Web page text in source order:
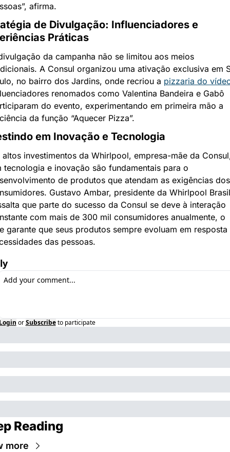
afirma.
de Divulgação: Influenciadores e
Práticas
da campanha não se limitou aos meios
A Consul organizou uma ativação exclusiva em
no bairro dos Jardins, onde recriou a pizzaria do
renomados como Valentina Bandeira e Gabô
do evento, experimentando em primeira mão a
da função “Aquecer Pizza”.
em Inovação e Tecnologia
altos investimentos da Whirlpool, empresa-mãe da
tecnologia e inovação são fundamentais para o
de produtos que atendam as exigências dos
Gustavo Ambar, presidente da Whirlpool
que parte do sucesso da Consul se deve à interação
com mais de 300 mil consumidores anualmente, o
garante que seus produtos sempre evoluam em resposta
das pessoas.
or Subscribe to participate
Reading
more